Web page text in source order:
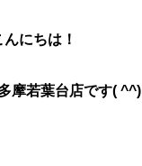
んにちは！
摩若葉台店です( ^^)